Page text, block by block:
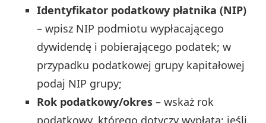
Identyfikator podatkowy płatnika (NIP)
– wpisz NIP podmiotu wypłacającego
dywidendę i pobierającego podatek; w
przypadku podatkowej grupy kapitałowej
podaj NIP grupy;
Rok podatkowy/okres – wskaż rok